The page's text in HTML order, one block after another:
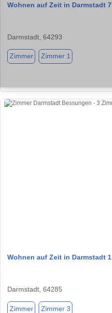
Wohnen auf Zeit in Darmstadt
Darmstadt, 64293
Zimmer Zimmer 1
Wohnen auf Zeit in Darmstadt
Darmstadt, 64285
Zimmer Zimmer 3